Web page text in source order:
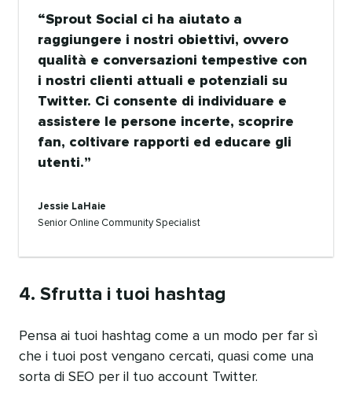
Sprout Social ci ha aiutato a
raggiungere i nostri obiettivi, ovvero
qualità e conversazioni tempestive con
i nostri clienti attuali e potenziali su
Twitter. Ci consente di individuare e
assistere le persone incerte, scoprire
fan, coltivare rapporti ed educare gli
utenti.
Jessie LaHaie
Senior Online Community Specialist
4. Sfrutta i tuoi hashtag
Pensa ai tuoi hashtag come a un modo per far sì
che i tuoi post vengano cercati, quasi come una
sorta di SEO per il tuo account Twitter.